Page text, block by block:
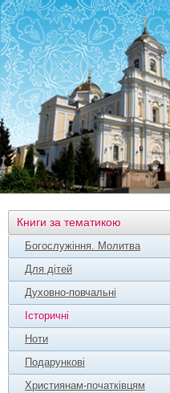
Книги за тематикою
Богослужіння. Молитва
Для дітей
Духовно-повчальні
Історичні
Ноти
Подарункові
Християнам-початківцям